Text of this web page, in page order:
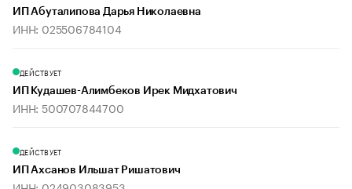
ИП Абуталипова Дарья Николаевна
ИНН: 025506784104
ДЕЙСТВУЕТ
ИП Кудашев-Алимбеков Ирек Мидхатович
ИНН: 500707844700
ДЕЙСТВУЕТ
ИП Ахсанов Ильшат Ришатович